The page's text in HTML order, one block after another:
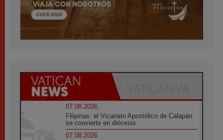
07.08.2026
Filipinas: el Vicariato Apostólico de Calapán
se convierte en diócesis
07.08.2026